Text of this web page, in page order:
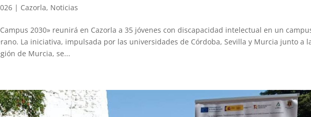
| Cazorla, Noticias
2030» reunirá en Cazorla a 35 jóvenes con discapacidad intelectual en un
La iniciativa, impulsada por las universidades de Córdoba, Sevilla y Murcia junto a
de Murcia, se...